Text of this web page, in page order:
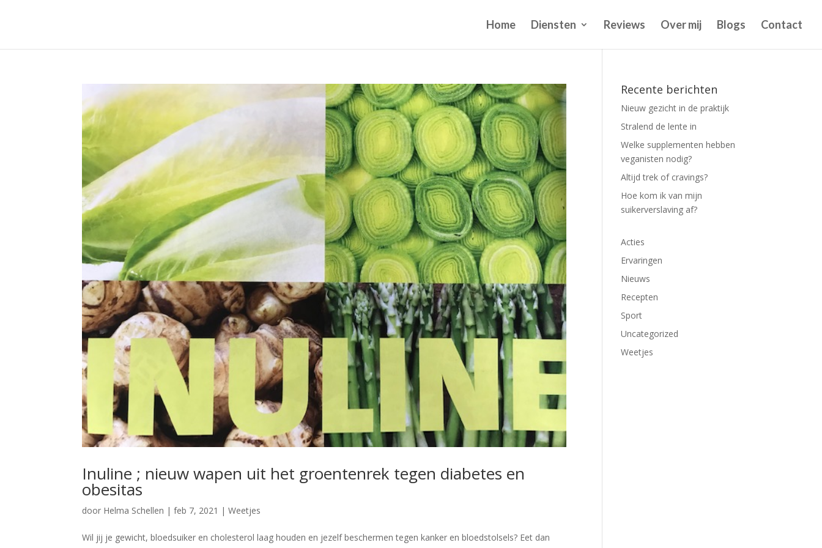
Home Diensten Reviews Over mij Blogs Contact
Inuline ; nieuw wapen uit het groentenrek tegen diabetes en
obesitas
door Helma Schellen |feb 7, 2021 |Weetjes
Wil jij je gewicht, bloedsuiker en cholesterol laag houden en jezelf beschermen tegen kanker en bloedstolsels? Eet dan
Recente berichten
Nieuw gezicht in de praktijk
Stralend de lente in
Welke supplementen hebben
veganisten nodig?
Altijd trek of cravings?
Hoe kom ik van mijn
suikerverslaving af?
Acties
Ervaringen
Nieuws
Recepten
Sport
Uncategorized
Weetjes